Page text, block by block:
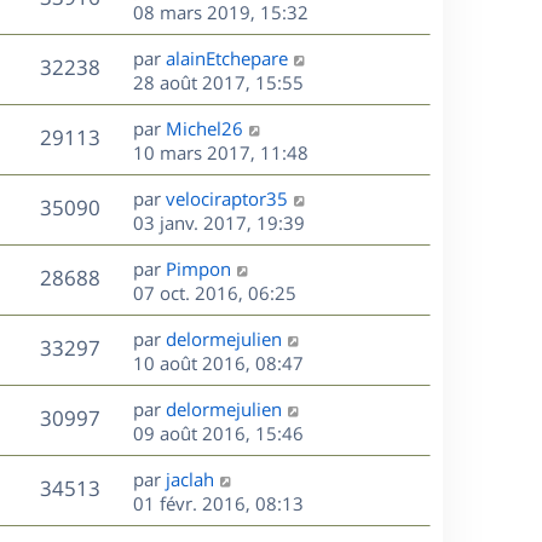
e
s
a
g
e
m
e
s
s
a
g
e
e
s
i
e
r
m
e
s
s
a
g
e
u
e
s
e
r
n
i
e
r
m
e
s
s
a
g
e
08 mars 2019, 15:32
32238V
u
e
s
D
e
r
n
i
e
r
m
e
s
s
a
g
e
par alainEtchepare
28 août 2017, 15:55
29113V
u
s
D
e
r
n
i
e
r
m
e
s
s
a
g
e
par Michel26
10 mars 2017, 11:48
35090V
u
e
s
D
e
r
n
i
e
r
m
e
s
s
a
g
e
par velociraptor35
03 janv. 2017, 19:39
28688V
u
s
D
e
r
n
i
e
r
m
e
s
s
a
par Pimpon
07 oct. 2016, 06:25
33297V
u
s
D
e
r
n
i
e
r
m
e
par delormejulien
10 août 2016, 08:47
30997V
u
e
D
e
r
n
i
e
par delormejulien
09 août 2016, 15:46
34513V
u
D
e
r
par jaclah
01 févr. 2016, 08:13